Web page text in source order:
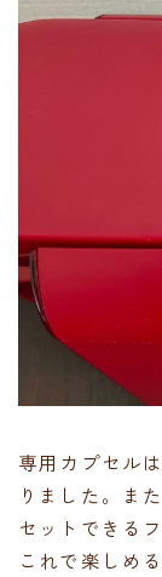
専用カプセル
りました。ま
セットできる
これで楽しめ